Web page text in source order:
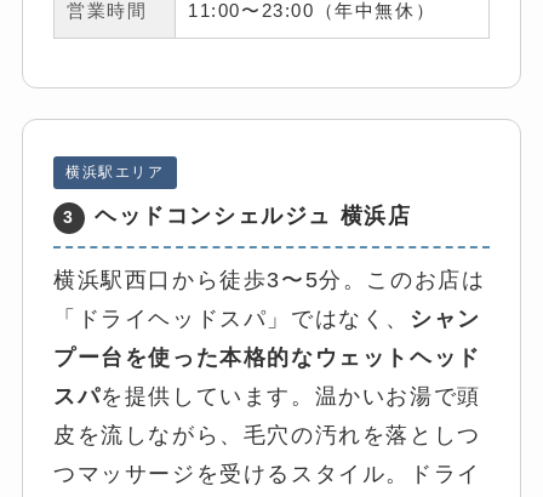
営業時間 11:00〜23:00（年中無休）
横浜駅エリア
3 ヘッドコンシェルジュ 横浜店
横浜駅西口から徒歩3〜5分。このお店は
「ドライヘッドスパ」ではなく、 シャン
プー台を使った本格的なウェットヘッド
スパを提供しています。温かいお湯で頭
皮を流しながら、毛穴の汚れを落としつ
つマッサージを受けるスタイル。ドライ